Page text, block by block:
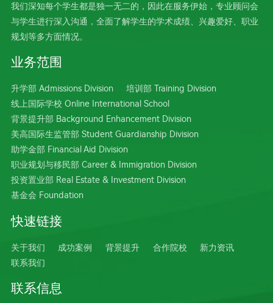
我们深知每个学生都是独一无二的，因此在服务伊始，专业顾问会
与学生进行深入沟通，全面了解学生的学术成绩、兴趣爱好、职业
规划等多方面情况。
业务范围
升学部 Admissions Division
培训部 Training Division
线上国际学校 Online International School
背景提升部 Background Enhancement Division
美高国际生监管部 Student Guardianship Division
助学金部 Financial Aid Division
职业规划与移民部 Career & Immigration Division
投资置业部 Real Estate & Investment Division
基金会 Foundation
快速链接
关于我们 成功案例 背景提升 合作院校
新力资讯
联系我们
联系信息